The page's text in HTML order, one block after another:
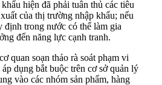
hiện đã phải tuân thủ các tiêu
của thị trường nhập khẩu; nếu
định trong nước có thể làm gia
đến năng lực cạnh tranh.
quan soạn thảo rà soát phạm vi
dụng bắt buộc trên cơ sở quản lý
vào các nhóm sản phẩm, hàng